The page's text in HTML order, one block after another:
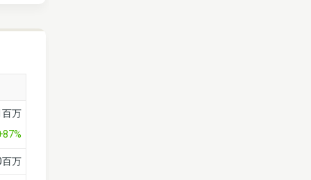
万
万